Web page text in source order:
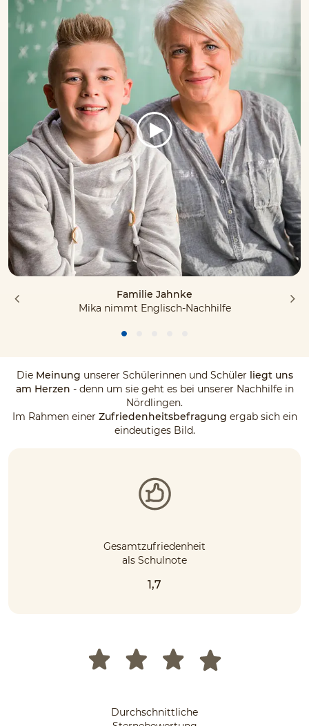
Familie Jahnke
Mika nimmt Englisch-Nachhilfe
Die Meinung unserer Schülerinnen und Schüler liegt uns
am Herzen - denn um sie geht es bei unserer Nachhilfe in
Nördlingen.
Im Rahmen einer Zufriedenheitsbefragung ergab sich ein
eindeutiges Bild.
Gesamtzufriedenheit
als Schulnote
1,7
Durchschnittliche